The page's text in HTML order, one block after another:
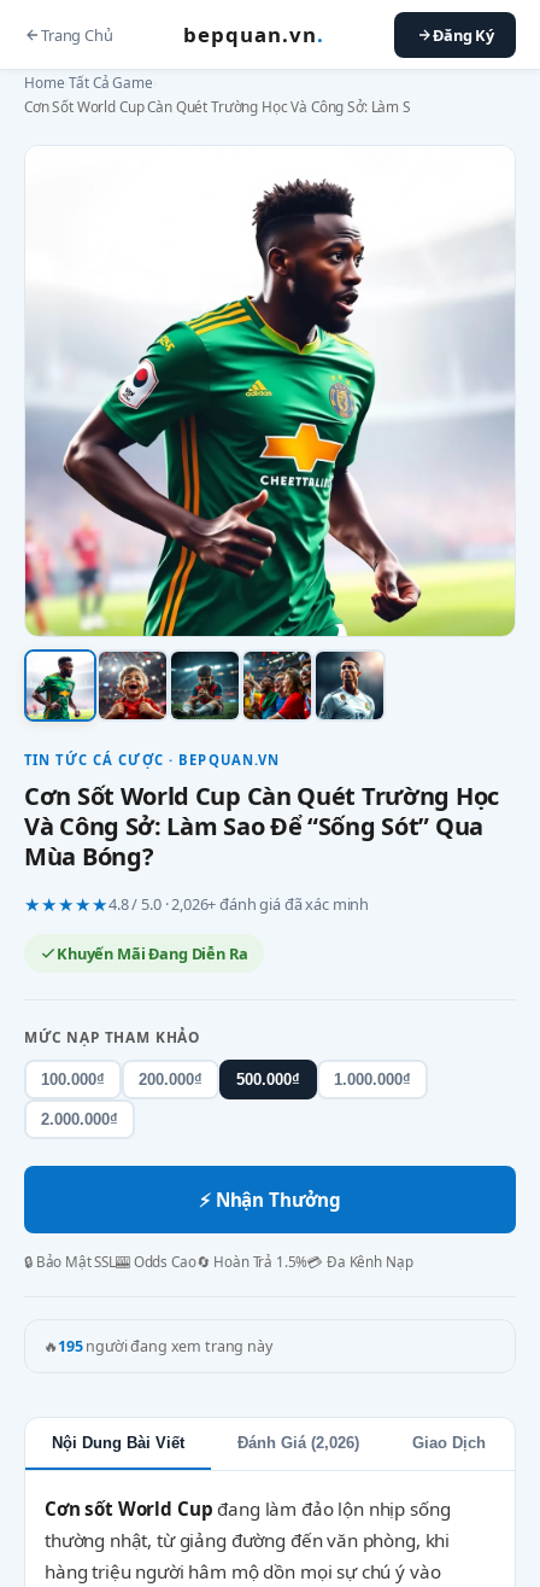
Trang Chủ bepquan.vn. Đăng Ký
Home ›Tất Cả Game
Cơn Sốt World Cup Càn Quét Trường Học Và Công Sở: Làm S
TIN TỨC CÁ CƯỢC · BEPQUAN.VN
Cơn Sốt World Cup Càn Quét Trường Học
Và Công Sở: Làm Sao Để “Sống Sót” Qua
Mùa Bóng?
★★★★★4.8 / 5.0 · 2,026+ đánh giá đã xác minh
Khuyến Mãi Đang Diễn Ra
MỨC NẠP THAM KHẢO
100.000₫ 200.000₫ 500.000₫ 1.000.000₫
2.000.000₫
⚡ Nhận Thưởng
🔒 Bảo Mật SSL🎰 Odds Cao🔄 Hoàn Trả 1.5%💳 Đa Kênh Nạp
🔥195người đang xem trang này
Nội Dung Bài Viết Đánh Giá (2,026) Giao Dịch
Cơn sốt World Cup đang làm đảo lộn nhịp sống
thường nhật, từ giảng đường đến văn phòng, khi
hàng triệu người hâm mộ dồn mọi sự chú ý vào